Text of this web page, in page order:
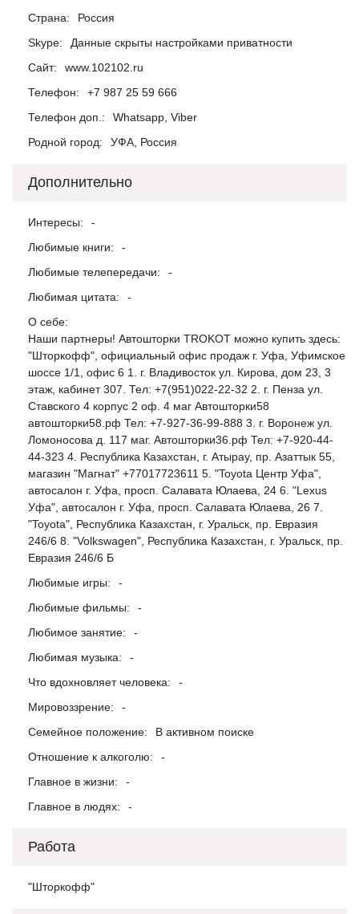
Страна:
Россия
Skype:
Данные скрыты настройками приватности
Сайт:
www.102102.ru
Телефон:
+7 987 25 59 666
Телефон доп.:
Whatsapp, Viber
Родной город:
УФА, Россия
Дополнительно
Интересы:
-
Любимые книги:
-
Любимые телепередачи:
-
Любимая цитата:
-
О себе:
Наши партнеры! Автошторки TROKOT можно купить здесь:
"Шторкофф", официальный офис продаж г. Уфа, Уфимское
шоссе 1/1, офис 6 1. г. Владивосток ул. Кирова, дом 23, 3
этаж, кабинет 307. Тел: +7(951)022-22-32 2. г. Пенза ул.
Ставского 4 корпус 2 оф. 4 маг Автошторки58
автошторки58.рф Тел: +7-927-36-99-888 3. г. Воронеж ул.
Ломоносова д. 117 маг. Автошторки36.рф Тел: +7-920-44-
44-323 4. Республика Казахстан, г. Атырау, пр. Азаттык 55,
магазин "Магнат" +77017723611 5. "Toyota Центр Уфа",
автосалон г. Уфа, просп. Салавата Юлаева, 24 6. "Lexus
Уфа", автосалон г. Уфа, просп. Салавата Юлаева, 26 7.
"Toyota", Республика Казахстан, г. Уральск, пр. Евразия
246/6 8. "Volkswagen", Республика Казахстан, г. Уральск, пр.
Евразия 246/6 Б
Любимые игры:
-
Любимые фильмы:
-
Любимое занятие:
-
Любимая музыка:
-
Что вдохновляет человека:
-
Мировоззрение:
-
Семейное положение:
В активном поиске
Отношение к алкоголю:
-
Главное в жизни:
-
Главное в людях:
-
Работа
"Шторкофф"